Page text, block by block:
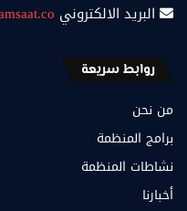
البريد الالكتروني
روابط سريعة
من نحن
برامج المنظمة
نشاطات المنظمة
أخبارنا